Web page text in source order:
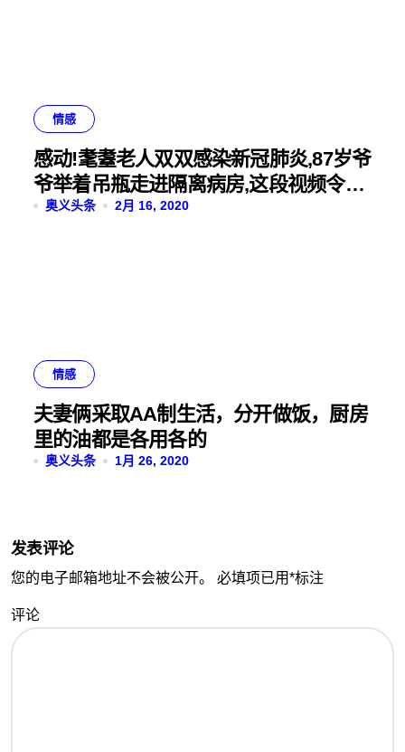
情感
感动!耄耋老人双双感染新冠肺炎,87岁爷
爷举着吊瓶走进隔离病房,这段视频令无
数网友泪目
奥义头条 2月 16, 2020
情感
夫妻俩采取AA制生活，分开做饭，厨房
里的油都是各用各的
奥义头条 1月 26, 2020
发表评论
您的电子邮箱地址不会被公开。 必填项已用*标注
评论